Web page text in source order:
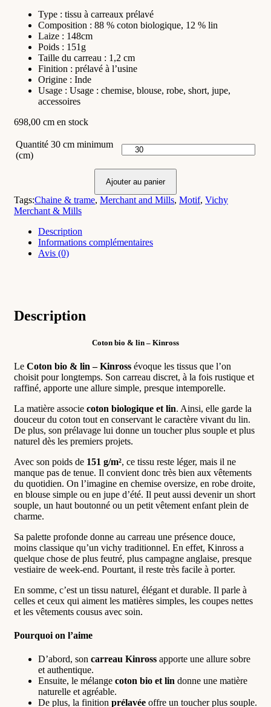
Type : tissu à carreaux prélavé
Composition : 88 % coton biologique, 12 % lin
Laize : 148cm
Poids : 151g
Taille du carreau : 1,2 cm
Finition : prélavé à l’usine
Origine : Inde
Usage : Usage : chemise, blouse, robe, short, jupe,
accessoires
698,00 cm en stock
Quantité 30 cm minimum
(cm)
Ajouter au panier
Tags:Chaine & trame, Merchant and Mills, Motif, Vichy
Merchant & Mills
Description
Informations complémentaires
Avis (0)
Description
Coton bio & lin – Kinross
Le Coton bio & lin – Kinross évoque les tissus que l’on
choisit pour longtemps. Son carreau discret, à la fois rustique et
raffiné, apporte une allure simple, presque intemporelle.
La matière associe coton biologique et lin. Ainsi, elle garde la
douceur du coton tout en conservant le caractère vivant du lin.
De plus, son prélavage lui donne un toucher plus souple et plus
naturel dès les premiers projets.
Avec son poids de 151 g/m², ce tissu reste léger, mais il ne
manque pas de tenue. Il convient donc très bien aux vêtements
du quotidien. On l’imagine en chemise oversize, en robe droite,
en blouse simple ou en jupe d’été. Il peut aussi devenir un short
souple, un haut boutonné ou un petit vêtement enfant plein de
charme.
Sa palette profonde donne au carreau une présence douce,
moins classique qu’un vichy traditionnel. En effet, Kinross a
quelque chose de plus feutré, plus campagne anglaise, presque
vestiaire de week-end. Pourtant, il reste très facile à porter.
En somme, c’est un tissu naturel, élégant et durable. Il parle à
celles et ceux qui aiment les matières simples, les coupes nettes
et les vêtements cousus avec soin.
Pourquoi on l’aime
D’abord, son carreau Kinross apporte une allure sobre
et authentique.
Ensuite, le mélange coton bio et lin donne une matière
naturelle et agréable.
De plus, la finition prélavée offre un toucher plus souple.